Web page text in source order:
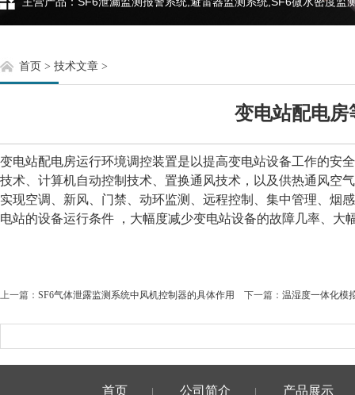
首页 > 技术文章 >
变电站配电房
变电站配电房运行环境调控装置是以提高变电站设备工作的安
技术、计算机自动控制技术、置换通风技术，以及供热通风空
实现空调、新风、门禁、动环监测、远程控制、集中管理、烟
电站的设备运行条件 ，大幅度减少变电站设备的故障几率、
上一篇： SF6气体泄露监测系统中风机控制器的具体作用 下一篇： 温湿度一体化模
首页 公司简介 产品展示